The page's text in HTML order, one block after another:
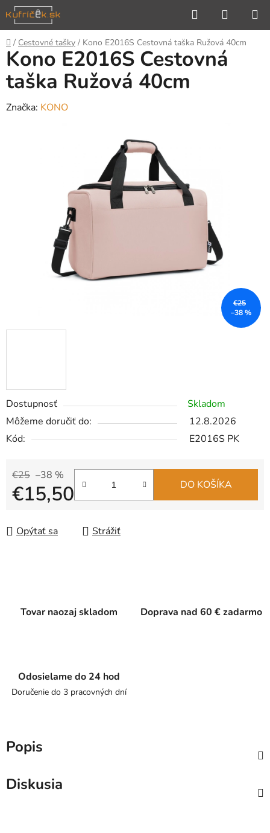
Prejsť
na
obsah
Hľadať
KOŠÍK
Domov
/ Cestovné tašky / Kono E2016S Cestovná taška Ružová 40cm
Dostupnosť
Skladom
Môžeme doručiť do:
12.8.2026
Kód:
E2016S PK
€25 –38 %
€15,50 DO KOŠÍKA
Opýtať sa Strážiť
Kono E2016S Cestovná
taška Ružová 40cm
Značka: KONO
€25
–38 %
Tovar naozaj skladom Doprava nad 60 € zadarmo
Odosielame do 24 hod
Doručenie do 3 pracovných dní
Popis
Diskusia